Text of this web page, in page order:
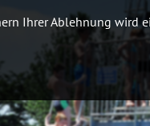
Ihrer Ablehnung wird